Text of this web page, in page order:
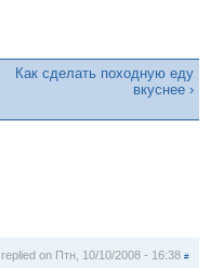
Как сделать походную еду
вкуснее ›
replied on Птн, 10/10/2008 - 16:38 #